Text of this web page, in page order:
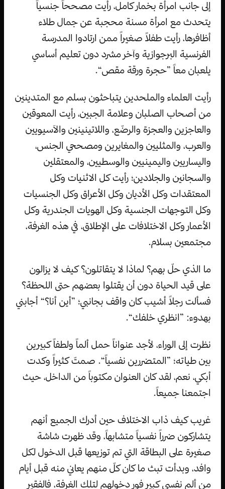
إلى جانب امرأة بخمار كامل، رأيت مصححاً جنسياً
يتحدث مع امرأة مسنة محجبة عن جمال طلاء
أظافرها، رأيت طفلاً صغيراً ممن ارتادوا المدرسة
الفرنسية البرجوازية وآخر مشرد دون تعليم أساسي
يلعبان معاً ”حجرة ورقة مقص“.
رأيت العلماء والملحدين يتباحثون بسلم مع المتدينين
من أصحاب الصلبان وعلامة الجبين، رأيت المعوقين
والعاجزين والعجزة والرضّع، واللاتينينين والآسيويين
والعرب، والمثليين والمغايرين ومصححي الجنس،
واليساريين واليمينيين والوسطيين، والمعتقلين
والسجانين والجلادين؛ رأيت كل الاثنيات وكل
المعتقدات وكل الأديان وكل الأعراق وكل الجنسيات
وكل التوجهات الجنسية وكل الهويات الجندرية وكل
الأعمار وكل الاختلافات على الإطلاق، في هذه الغرفة،
مجتمعين بسلام.
ما الذي حلّ بهم؟ لماذا لا يتقاتلون؟ كيف لا يزالون
على قيد الحياة دون أن يقتلوا بعضهم حتى اللحظة؟
فسألت رجلاً أشيب كان واقف بجانبي؛ ”أين أنا؟“ أجابني
بهدوء: ”انظري خلفك“.
نظرت إلى الوراء، لأجد عنواناً حمل ألماً ولطفاً كبيرين
بين طياته؛ ”المتضررين نفسياً“. صمتّ كثيراً وكدت
أبكي، نعم، لقد كان العنوان مكتوباً من الداخل، حيث
اجتمعنا جميعاً.
غريب كيف ذاب الاختلاف حين أدرك الجميع أنهم
يتشاركون ضرراً نفسياً متشابهاً، وقد ظهرت شاشة
صغيرة على البطاقة التي تم توزيعها قبل الدخول لكل
وافد، وبدأت تبث ما كان كلّ منهم يعاني منه قبل أيام
من ألم نفسي كبير فور دخولهم لتلك الغرفة، فالفقير